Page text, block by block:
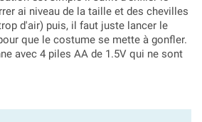
ai niveau de la taille et des chevilles
d'air) puis, il faut juste lancer le
que le costume se mette à gonfler.
avec 4 piles AA de 1.5V qui ne sont